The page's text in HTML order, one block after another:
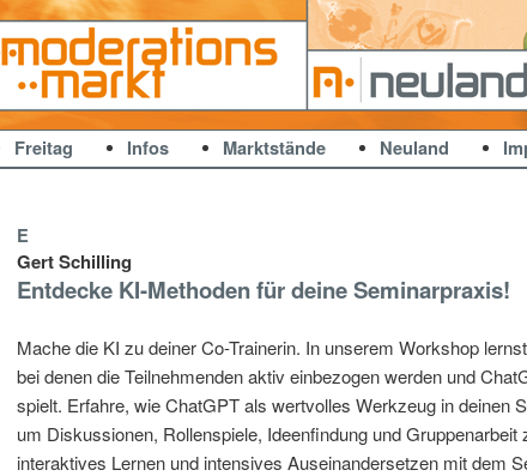
Freitag Infos Marktstände Neuland
E
Gert Schilling
Entdecke KI-Methoden für deine Seminarpraxis!
Mache die KI zu deiner Co-Trainerin. In unserem Workshop
bei denen die Teilnehmenden aktiv einbezogen werden und
spielt. Erfahre, wie ChatGPT als wertvolles Werkzeug in deinen
um Diskussionen, Rollenspiele, Ideenfindung und
interaktives Lernen und intensives Auseinandersetzen mit dem